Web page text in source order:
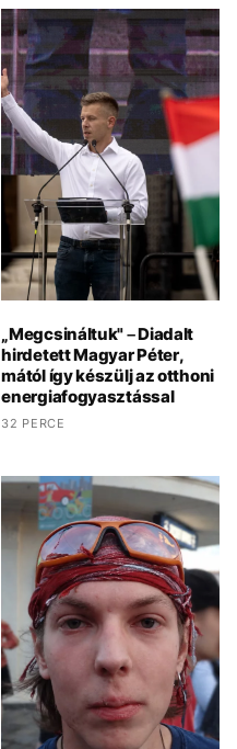
„Megcsináltuk" – Diadalt
hirdetett Magyar Péter,
mától így készülj az otthoni
energiafogyasztással
32 PERCE